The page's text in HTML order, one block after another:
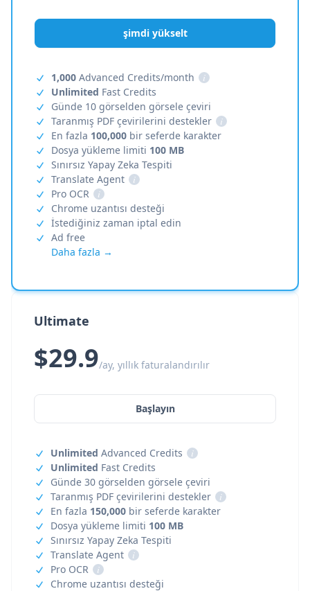
şimdi yükselt
1,000 Advanced Credits/month
i
Unlimited Fast Credits
Günde 10 görselden görsele çeviri
Taranmış PDF çevirilerini destekler
i
En fazla 100,000 bir seferde karakter
Dosya yükleme limiti 100 MB
Sınırsız Yapay Zeka Tespiti
Translate Agent
i
Pro OCR
i
Chrome uzantısı desteği
İstediğiniz zaman iptal edin
Ad free
Daha fazla →
Ultimate
$29.9/ay, yıllık faturalandırılır
Başlayın
Unlimited Advanced Credits
i
Unlimited Fast Credits
Günde 30 görselden görsele çeviri
Taranmış PDF çevirilerini destekler
i
En fazla 150,000 bir seferde karakter
Dosya yükleme limiti 100 MB
Sınırsız Yapay Zeka Tespiti
Translate Agent
i
Pro OCR
i
Chrome uzantısı desteği